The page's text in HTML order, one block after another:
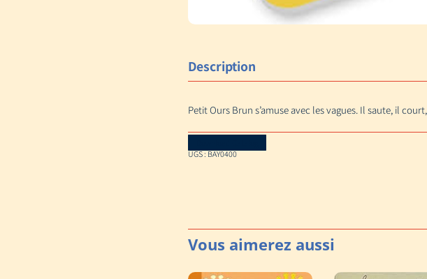
Description
Petit Ours Brun s’amuse avec les vagues. Il saute, il
UGS :BAY0400